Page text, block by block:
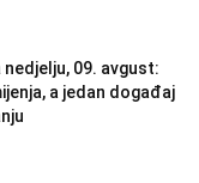
09. avgust:
a jedan događaj